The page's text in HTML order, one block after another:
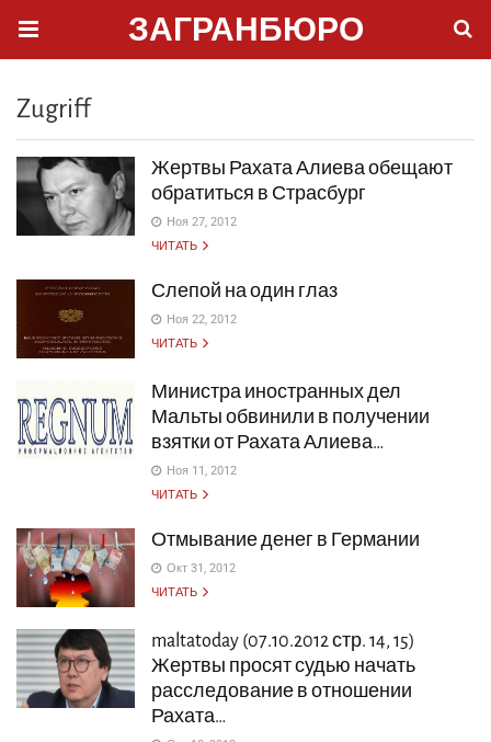
ЗАГРАНБЮРО
Zugriff
Жертвы Рахата Алиева обещают
обратиться в Страсбург
Ноя 27, 2012
ЧИТАТЬ
Слепой на один глаз
Ноя 22, 2012
ЧИТАТЬ
Министра иностранных дел
Мальты обвинили в получении
взятки от Рахата Алиева…
Ноя 11, 2012
ЧИТАТЬ
Отмывание денег в Германии
Окт 31, 2012
ЧИТАТЬ
maltatoday (07.10.2012 стр. 14, 15)
Жертвы просят судью начать
расследование в отношении
Рахата…